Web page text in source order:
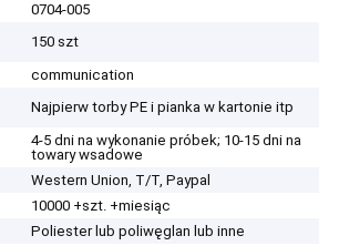
0704-005
150 szt
communication
Najpierw torby PE i pianka w kartonie itp
4-5 dni na wykonanie próbek; 10-15 dni na
towary wsadowe
Western Union, T/T, Paypal
10000 +szt. +miesiąc
Poliester lub poliwęglan lub inne